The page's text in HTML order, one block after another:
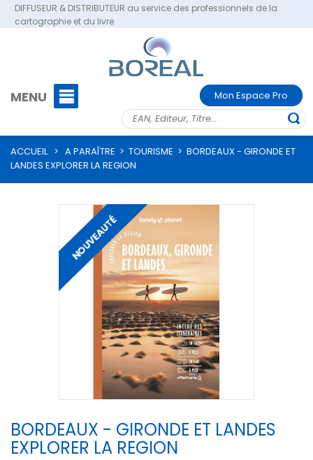
DIFFUSEUR & DISTRIBUTEUR au service des professionnels de la
cartographie et du livre
MENU Mon Espace Pro
ACCUEIL > A PARAÎTRE > TOURISME > BORDEAUX - GIRONDE ET
LANDES EXPLORER LA REGION
BORDEAUX - GIRONDE ET LANDES
EXPLORER LA REGION